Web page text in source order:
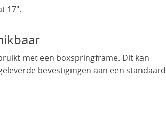
17".
met een boxspringframe. Dit kan
bevestigingen aan een standaard